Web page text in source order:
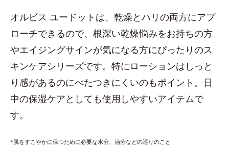
オルビス ユードットは、乾燥とハリの両方にアプ
ローチできるので、根深い乾燥悩みをお持ちの方
やエイジングサインが気になる方にぴったりのス
キンケアシリーズです。特にローションはしっと
り感があるのにべたつきにくいのもポイント。日
中の保湿ケアとしても使用しやすいアイテムで
す。
*肌をすこやかに保つために必要な水分、油分などの巡りのこと